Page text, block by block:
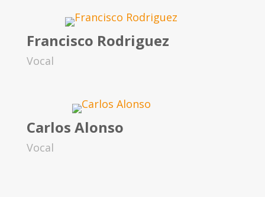
Francisco Rodriguez
Vocal
Carlos Alonso
Vocal